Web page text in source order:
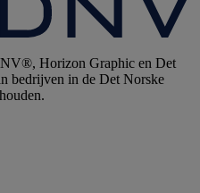
Horizon Graphic en Det
bedrijven in de Det Norske